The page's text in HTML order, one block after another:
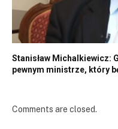
Stanisław Michalkiewicz:
pewnym ministrze, który
Comments are closed.